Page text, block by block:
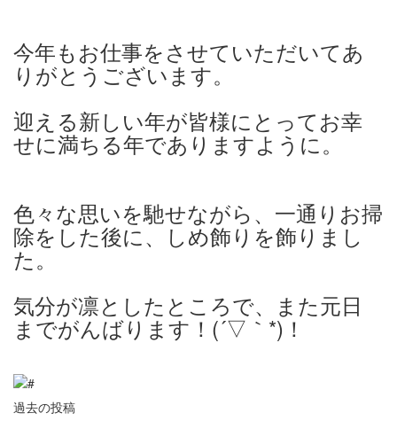
今年もお仕事をさせていただいてあ
りがとうございます。
迎える新しい年が皆様にとってお幸
せに満ちる年でありますように。
色々な思いを馳せながら、一通りお掃
除をした後に、しめ飾りを飾りまし
た。
気分が凛としたところで、また元日
までがんばります！(´▽｀*)！
過去の投稿